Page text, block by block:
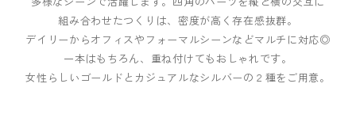
組み合わせたつくりは、密度が高く存在感抜群。
デイリーからオフィスやフォーマルシーンなどマルチに対応◎
一本はもちろん、重ね付けてもおしゃれです。
女性らしいゴールドとカジュアルなシルバーの２種をご用意。